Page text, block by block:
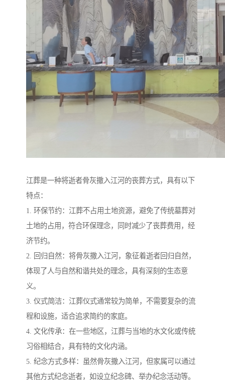
江葬是一种将逝者骨灰撒入江河的丧葬方式，具有以下
特点：
1. 环保节约：江葬不占用土地资源，避免了传统墓葬对
土地的占用，符合环保理念，同时减少了丧葬费用，经
济节约。
2. 回归自然：将骨灰撒入江河，象征着逝者回归自然，
体现了人与自然和谐共处的理念，具有深刻的生态意
义。
3. 仪式简洁：江葬仪式通常较为简单，不需要复杂的流
程和设施，适合追求简约的家庭。
4. 文化传承：在一些地区，江葬与当地的水文化或传统
习俗相结合，具有特的文化内涵。
5. 纪念方式多样：虽然骨灰撒入江河，但家属可以通过
其他方式纪念逝者，如设立纪念碑、举办纪念活动等。